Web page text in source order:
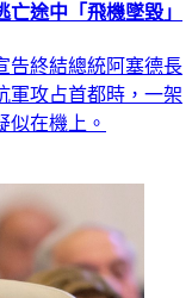
途中「飛機墜毀」
告終結總統阿塞德長
軍攻占首都時，一架
似在機上。